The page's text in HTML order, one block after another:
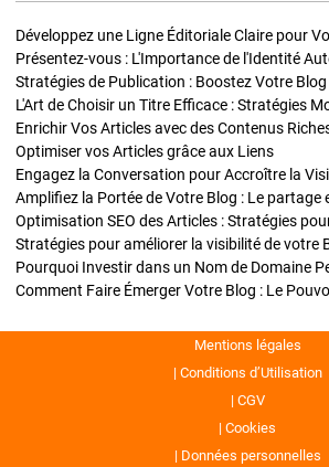
Développez une Ligne Éditoriale Claire pour
Présentez-vous : L'Importance de l'Identité
L'Art de Choisir un Titre Efficace : Stratégies
Optimiser vos Articles grâce aux Liens
Engagez la Conversation pour Accroître la
Amplifiez la Portée de Votre Blog : Le partage
Mentions légales
Conditions d’Utilisation
CGV
Cookies
Données personnelles